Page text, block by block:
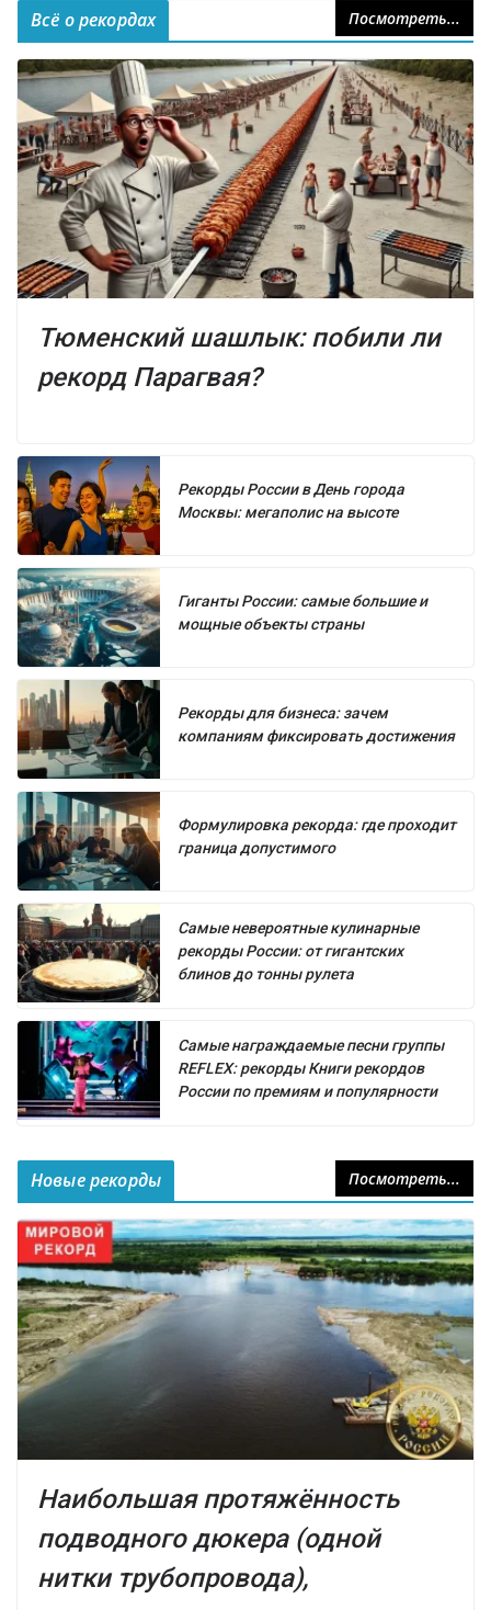
Всё о рекордах Посмотреть...
Тюменский шашлык: побили ли
рекорд Парагвая?
Рекорды России в День города
Москвы: мегаполис на высоте
Гиганты России: самые большие и
мощные объекты страны
Рекорды для бизнеса: зачем
компаниям фиксировать достижения
Формулировка рекорда: где проходит
граница допустимого
Самые невероятные кулинарные
рекорды России: от гигантских
блинов до тонны рулета
Самые награждаемые песни группы
REFLEX: рекорды Книги рекордов
России по премиям и популярности
Новые рекорды Посмотреть...
Наибольшая протяжённость
подводного дюкера (одной
нитки трубопровода),